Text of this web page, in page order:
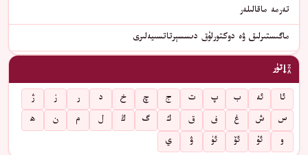
تەرمە ماقالىلەر
ماگىستىرلىق ۋە دوكتورلۇق دىسسېرتاتسىيەلىرى
تۈر
ئا ئە ب پ ت ج چ خ د ر ز
ژ
س
ش غ ف ق ك گ ڭ ل م ن
ھ
و
ئۇ ئۆ ئۈ ۋ ي